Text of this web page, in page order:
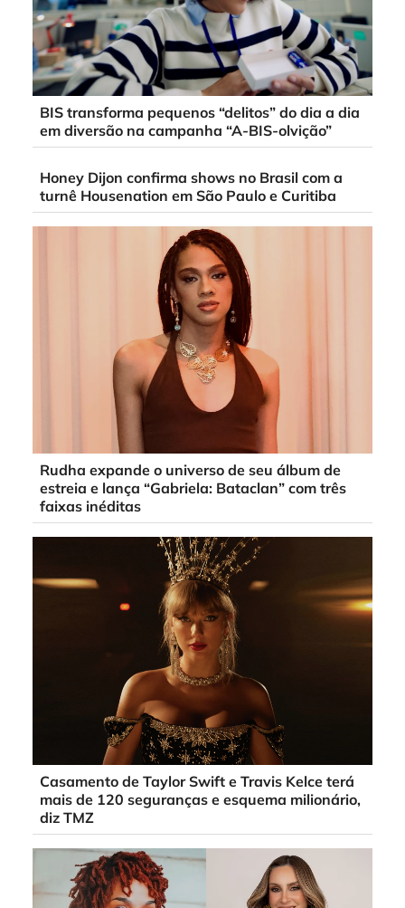
BIS transforma pequenos “delitos” do dia a dia
em diversão na campanha “A-BIS-olvição”
Honey Dijon confirma shows no Brasil com a
turnê Housenation em São Paulo e Curitiba
Rudha expande o universo de seu álbum de
estreia e lança “Gabriela: Bataclan” com três
faixas inéditas
Casamento de Taylor Swift e Travis Kelce terá
mais de 120 seguranças e esquema milionário,
diz TMZ